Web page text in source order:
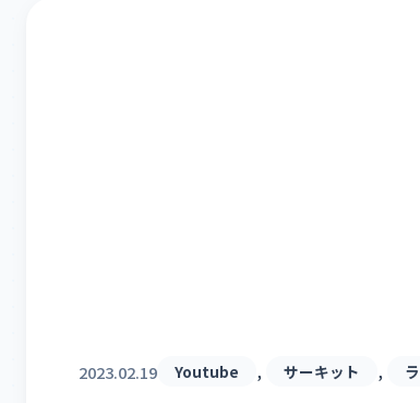
2023.02.19 Youtube , サーキット ,